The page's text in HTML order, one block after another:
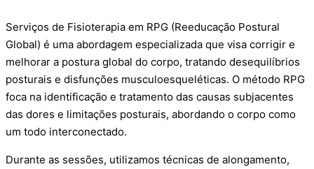
Serviços de Fisioterapia em RPG (Reeducação Postural
Global) é uma abordagem especializada que visa corrigir e
melhorar a postura global do corpo, tratando desequilíbrios
posturais e disfunções musculoesqueléticas. O método RPG
foca na identificação e tratamento das causas subjacentes
das dores e limitações posturais, abordando o corpo como
um todo interconectado.
Durante as sessões, utilizamos técnicas de alongamento,